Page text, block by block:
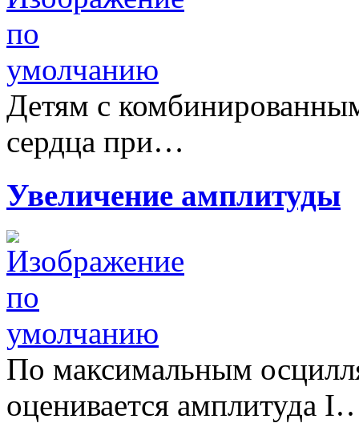
Детям с
сердца при…
Увеличение амплитуды
По максимальным
оценивается амплитуда